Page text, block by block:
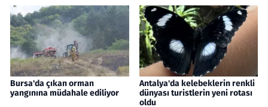
Bursa'da çıkan orman
yangınına müdahale ediliyor
Antalya'da kelebeklerin renkli
dünyası turistlerin yeni rotası
oldu